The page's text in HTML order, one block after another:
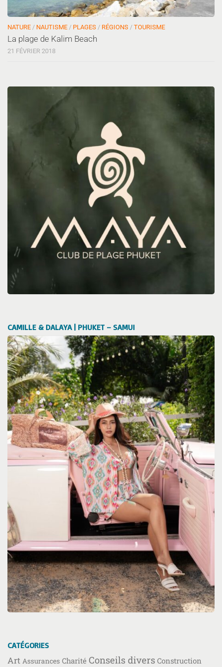
NATURE / NAUTISME / PLAGES / RÉGIONS / TOURISME
La plage de Kalim Beach
21 FÉVRIER 2018
CAMILLE & DALAYA | PHUKET – SAMUI
CATÉGORIES
Art Assurances Charité Conseils divers Construction